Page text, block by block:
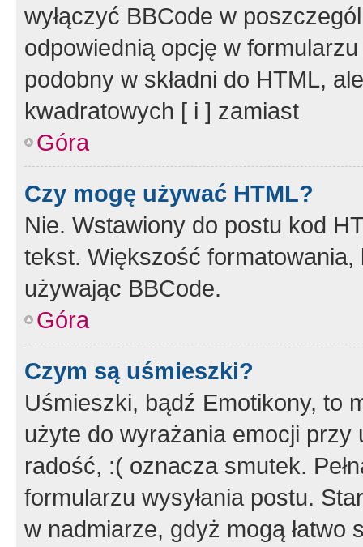
wyłączyć BBCode w
odpowiednią opcję w
podobny w składni do HTML,
kwadratowych [ i ] zamiast
Góra
Czy mogę używać HTML?
Nie. Wstawiony do postu kod
tekst. Większość
używając BBCode.
Góra
Czym są uśmieszki?
Uśmieszki, bądź Emotikony, to
użyte do wyrażania emocji
radość, :( oznacza smutek.
formularzu wysyłania postu.
w nadmiarze, gdyż mogą